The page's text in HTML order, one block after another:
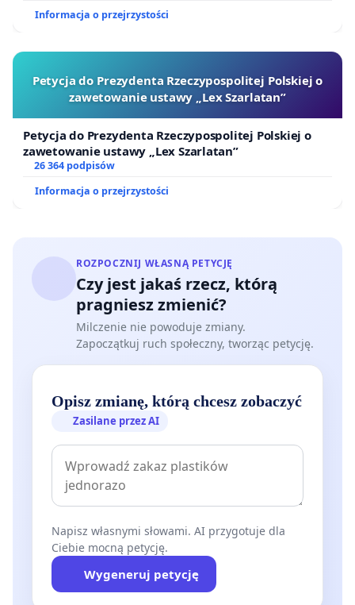
Informacja o przejrzystości
Petycja do Prezydenta Rzeczypospolitej Polskiej o
zawetowanie ustawy „Lex Szarlatan”
Petycja do Prezydenta Rzeczypospolitej Polskiej o
zawetowanie ustawy „Lex Szarlatan”
26 364 podpisów
Informacja o przejrzystości
ROZPOCZNIJ WŁASNĄ PETYCJĘ
Czy jest jakaś rzecz, którą
pragniesz zmienić?
Milczenie nie powoduje zmiany.
Zapoczątkuj ruch społeczny, tworząc petycję.
Opisz zmianę, którą chcesz zobaczyć
Zasilane przez AI
Napisz własnymi słowami. AI przygotuje dla
Ciebie mocną petycję.
Wygeneruj petycję